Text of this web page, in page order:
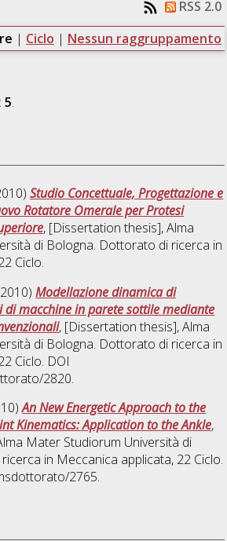
RSS 2.0
| Ciclo | Nessun raggruppamento
5.
Studio Concettuale, Progettazione e
Rotatore Omerale per Protesi
, [Dissertation thesis], Alma
di Bologna. Dottorato di ricerca in
Ciclo.
Modellazione dinamica di
macchine in parete sottile mediante
, [Dissertation thesis], Alma
di Bologna. Dottorato di ricerca in
Ciclo. DOI
2820.
An New Energetic Approach to the
Kinematics: Application to the Ankle,
Mater Studiorum Università di
in Meccanica applicata, 22 Ciclo.
2765.